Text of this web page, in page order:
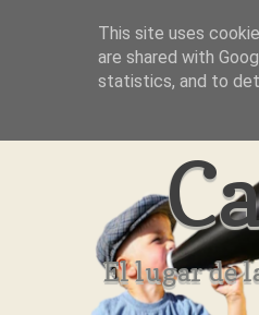
Inicio Aviso
El lugar de
This site uses
are shared with
statistics, and to